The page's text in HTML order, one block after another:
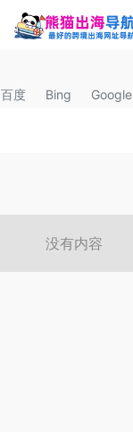
百度 Bing Google
没有内容